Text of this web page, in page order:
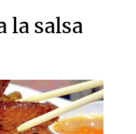
la salsa